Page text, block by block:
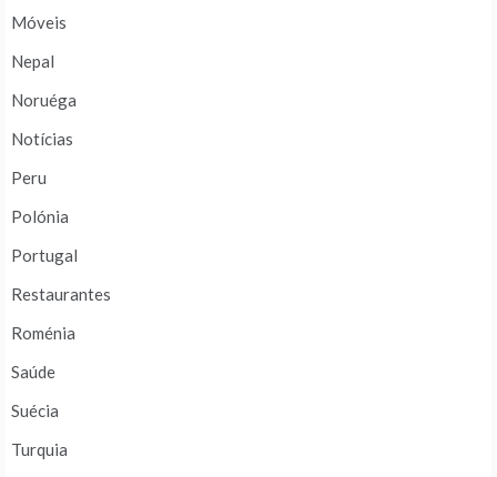
Móveis
Nepal
Noruéga
Notícias
Peru
Polónia
Portugal
Restaurantes
Roménia
Saúde
Suécia
Turquia